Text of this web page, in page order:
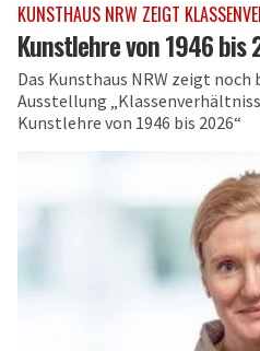
KUNSTHAUS NRW ZEIGT
Kunstlehre von 1946 bis
Das Kunsthaus NRW zeigt noch
Ausstellung
Kunstlehre von 1946 bis 2026“